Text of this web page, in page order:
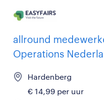
allround
Operations
Hardenberg
€ 14,99 per uur